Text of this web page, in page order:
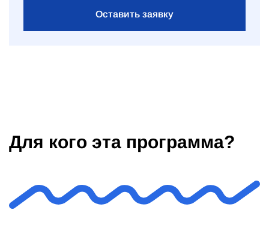
Оставить заявку
Для кого эта программа?